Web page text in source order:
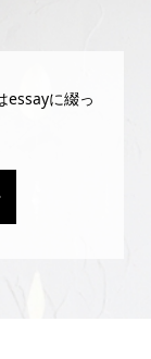
essayに綴っ